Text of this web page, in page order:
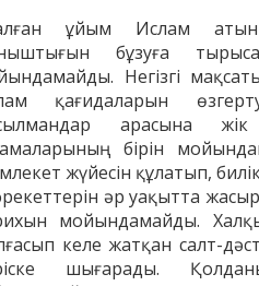
Бекжан
ұйым Ислам
бұзуға
Негізгі
қағидаларын
арасына
бірін
жүйесін құлатып,
әр уақытта
мойындамайды.
келе жатқан салт-
шығарады.